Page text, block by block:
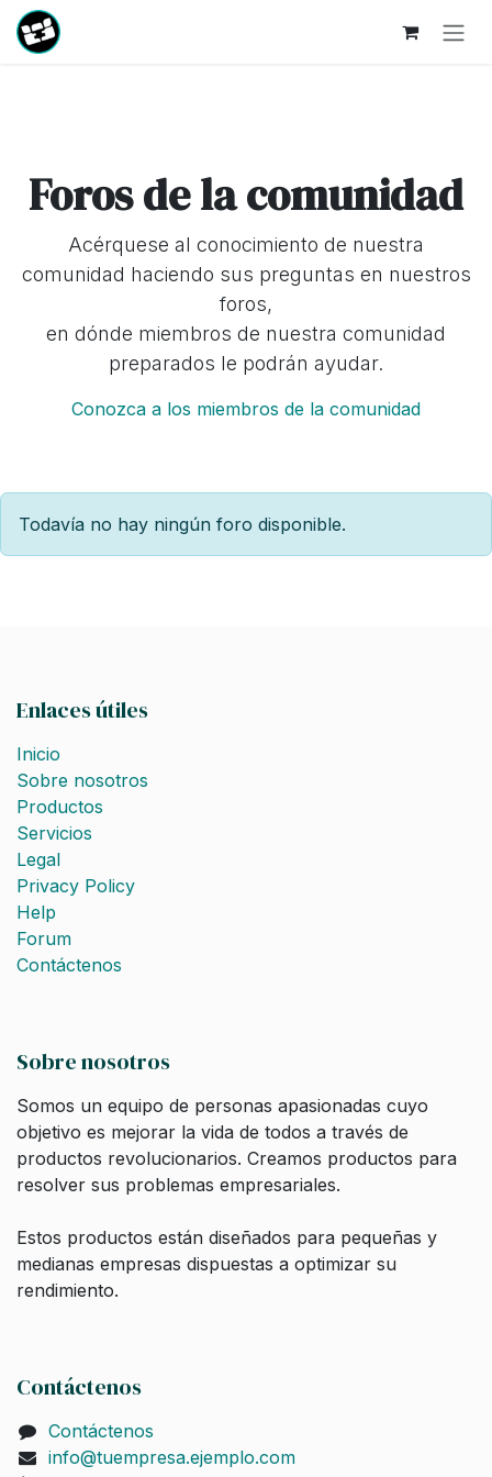
Ir al contenido
Foros de la comunidad
Acérquese al conocimiento de nuestra
comunidad haciendo sus preguntas en nuestros
foros,
en dónde miembros de nuestra comunidad
preparados le podrán ayudar.
Conozca a los miembros de la comunidad
Todavía no hay ningún foro disponible.
Enlaces útiles
Inicio
Sobre nosotros
Productos
Servicios
Legal
Privacy Policy
Help
Forum
Contáctenos
Sobre nosotros
Somos un equipo de personas apasionadas cuyo
objetivo es mejorar la vida de todos a través de
productos revolucionarios. Creamos productos para
resolver sus problemas empresariales.
Estos productos están diseñados para pequeñas y
medianas empresas dispuestas a optimizar su
rendimiento.
Contáctenos
Contáctenos
info@tuempresa.ejemplo.com